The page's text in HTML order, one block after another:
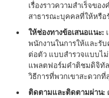
เรื่องราวความสําเร็จขอ
สาธารณะบุคคลที่ให้หรื
ให้ช่องทางข้อเสนอแนะ:
พนักงานในการให้และรั
ต่อตัว แบบสํารวจแบบไ
แพลตฟอร์มคําติชมดิจิทัล
วิธีการที่พวกเขาสะดวกที่
ติดตามและติดตามผ่าน: